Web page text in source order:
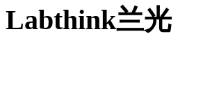
Labthink兰光